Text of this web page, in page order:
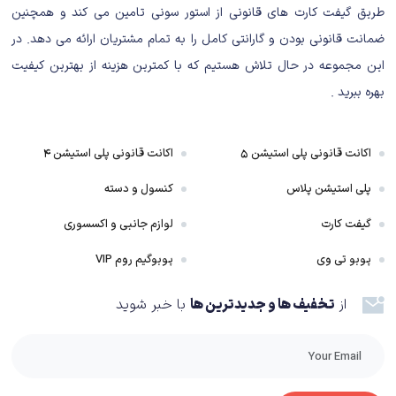
NBA2k25 & TopSpin2k25
گیم پلی بازی NBA2k25 &
TopSpin2k25
NBA 2K25 در دومین سال استفاده از فناوری ProPlay
خود، همچنان به تحول در
دنیای انیمیشن‌های بازی‌های ویدیویی ادامه می‌دهد. این سیستم نوآورانه که برای
حرکات در استودیوی موشن کپچر Visual Concepts، به تحلیل و شبیه‌سازی
حرکات واقعی از فیلم‌های بازی‌های NBA می‌پردازد و مستقیما حرکات بازیکنان را از
حالی که سال گذشته تمرکز ProPlay بیشتر بر روی شوت‌ها و دانک‌ها بود، امسال در
خاص بازیکنان هستیم، و این باعث شده بازی به طرز حیرت‌انگیزی واقع‌گرایانه به
طریق گیفت کارت های قانونی از استور سونی تامین می کند و همچنین
ضمانت قانونی بودن و گارانتی کامل را به تمام مشتریان ارائه می دهد. در
این مجموعه در حال تلاش هستیم که با کمترین هزینه از بهترین کیفیت
بهره ببرید .
اکانت قانونی پلی استیشن ۵
پلی استیشن پلاس
گیفت کارت
پوبو تی وی
اکانت قانونی پلی استیشن ۴
کنسول و دسته
لوازم جانبی و اکسسوری
پوبوگیم روم VIP
از تخفیف ها و جدیدترین ها با خبر شوید